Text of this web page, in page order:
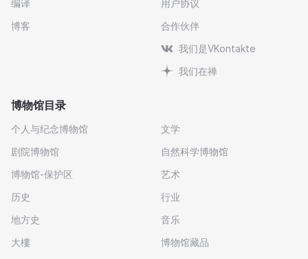
编译
博客
用户协议
合作伙伴
我们是VKontakte
我们在禅
博物馆目录
个人与纪念博物馆
剧院博物馆
博物馆-保护区
历史
地方史
大樓
文学
自然科学博物馆
艺术
行业
音乐
博物馆藏品